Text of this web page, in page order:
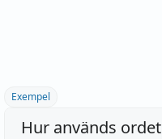
Exempel
Hur används ordet